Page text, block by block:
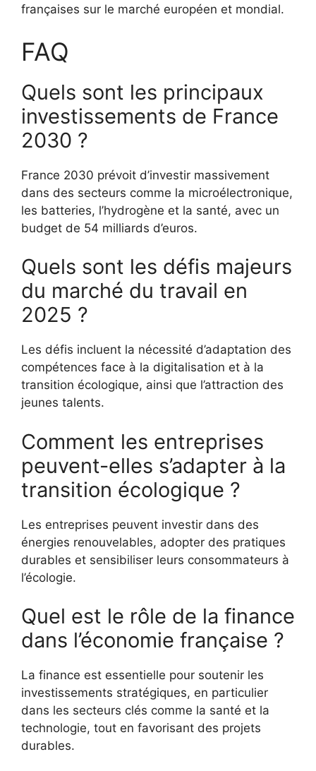
françaises sur le marché européen et mondial.
FAQ
Quels sont les principaux
investissements de France
2030 ?
France 2030 prévoit d’investir massivement
dans des secteurs comme la microélectronique,
les batteries, l’hydrogène et la santé, avec un
budget de 54 milliards d’euros.
Quels sont les défis majeurs
du marché du travail en
2025 ?
Les défis incluent la nécessité d’adaptation des
compétences face à la digitalisation et à la
transition écologique, ainsi que l’attraction des
jeunes talents.
Comment les entreprises
peuvent-elles s’adapter à la
transition écologique ?
Les entreprises peuvent investir dans des
énergies renouvelables, adopter des pratiques
durables et sensibiliser leurs consommateurs à
l’écologie.
Quel est le rôle de la finance
dans l’économie française ?
La finance est essentielle pour soutenir les
investissements stratégiques, en particulier
dans les secteurs clés comme la santé et la
technologie, tout en favorisant des projets
durables.